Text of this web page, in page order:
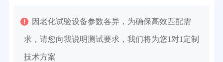
因老化试验设备参数各异，为确保高效匹配需
求，请您向我说明测试要求，我们将为您1对1定制
技术方案